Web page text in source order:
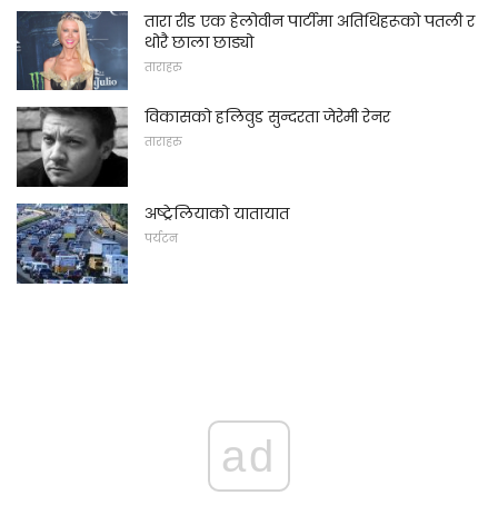
तारा रीड एक हेलोवीन पार्टीमा अतिथिहरूको पतली र
थोरै छाला छाड्यो
ताराहरु
विकासको हलिवुड सुन्दरता जेरेमी रेनर
ताराहरु
अष्ट्रेलियाको यातायात
पर्यटन
ad